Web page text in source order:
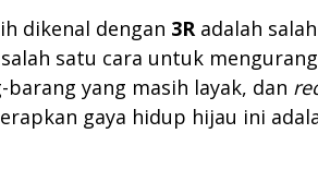
dikenal dengan 3Radalah
satu cara untuk
yang masih layak, dan
gaya hidup hijau ini